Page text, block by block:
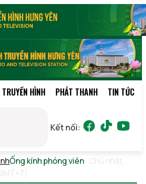
TRUYỀN HÌNH PHÁT THANH TIN TỨC
Kết nối:
Ống kính phóng viên Chủ nhật,